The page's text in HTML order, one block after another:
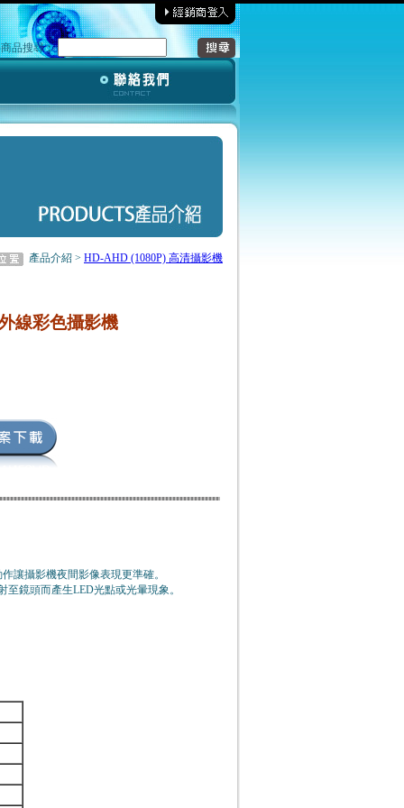
商品搜尋︰
產品介紹 > HD-AHD (1080P) 高清攝影機
線彩色攝影機
讓攝影機夜間影像表現更準確。
鏡頭而產生LED光點或光暈現象。